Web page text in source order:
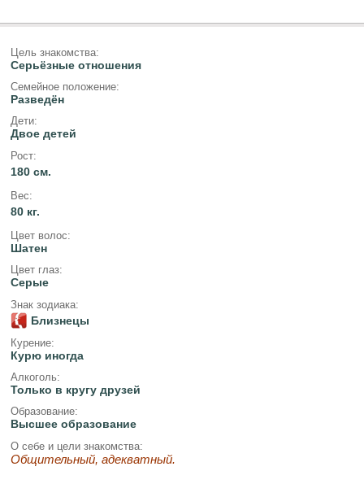
Цель знакомства:
Серьёзные отношения
Семейное положение:
Разведён
Дети:
Двое детей
Рост:
180 см.
Вес:
80 кг.
Цвет волос:
Шатен
Цвет глаз:
Серые
Знак зодиака:
Близнецы
Курение:
Курю иногда
Алкоголь:
Только в кругу друзей
Образование:
Высшее образование
О себе и цели знакомства:
Общительный, адекватный.